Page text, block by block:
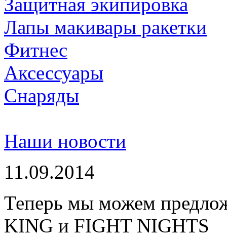
Лапы макивары ракетки
Фитнес
Аксессуары
Снаряды
Наши новости
11.09.2014
Теперь мы можем
KING и FIGHT NIGHTS